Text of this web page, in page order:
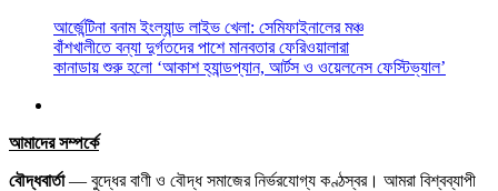
আর্জেন্টিনা বনাম ইংল্যান্ড লাইভ খেলা: সেমিফাইনালের মঞ্চ
বাঁশখালীতে বন্যা দুর্গতদের পাশে মানবতার ফেরিওয়ালারা
কানাডায় শুরু হলো ‘আকাশ হ্যান্ডপ্যান, আর্টস ও ওয়েলনেস ফেস্টিভ্যাল’
আমাদের সম্পর্কে
বৌদ্ধবার্তা— বুদ্ধের বাণী ও বৌদ্ধ সমাজের নির্ভরযোগ্য কণ্ঠস্বর। আমরা বিশ্বব্যাপী